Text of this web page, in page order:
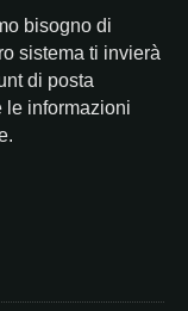
bisogno di
sistema ti invierà
di posta
le informazioni